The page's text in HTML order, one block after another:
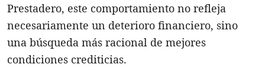
Prestadero, este comportamiento no refleja
necesariamente un deterioro financiero, sino
una búsqueda más racional de mejores
condiciones crediticias.